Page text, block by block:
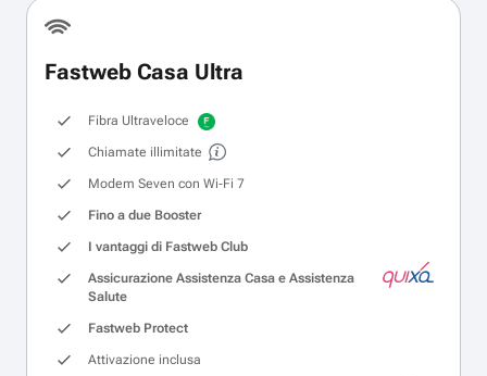
Fastweb Casa Ultra
Fibra Ultraveloce
Chiamate illimitate
Modem Seven con Wi‑Fi 7
Fino a due Booster
I vantaggi di Fastweb Club
Assicurazione Assistenza Casa e Assistenza
Salute
Fastweb Protect
Attivazione inclusa